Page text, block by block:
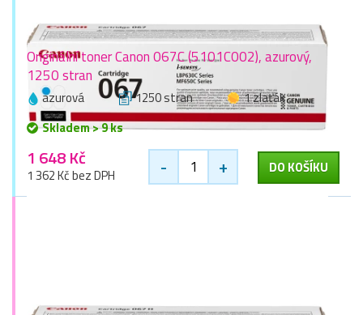
Originální toner Canon 067C (5101C002), azurový,
1250 stran
azurová 1250 stran
1 zlaťák
Skladem > 9 ks
1 648 Kč
1 362 Kč bez DPH - + DO KOŠÍKU